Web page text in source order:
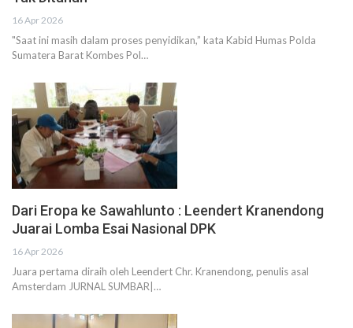
16 Apr 2026
"Saat ini masih dalam proses penyidikan,” kata Kabid Humas Polda
Sumatera Barat Kombes Pol…
Dari Eropa ke Sawahlunto : Leendert Kranendong
Juarai Lomba Esai Nasional DPK
16 Apr 2026
Juara pertama diraih oleh Leendert Chr. Kranendong, penulis asal
Amsterdam JURNAL SUMBAR|…